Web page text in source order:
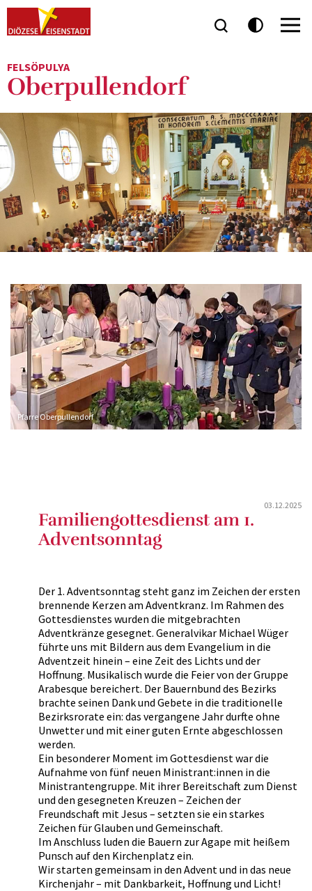
FELSÖPULYA
Oberpullendorf
Pfarre Oberpullendorf
03.12.2025
Familiengottesdienst am 1.
Adventsonntag
Der 1. Adventsonntag steht ganz im Zeichen der ersten
brennende Kerzen am Adventkranz. Im Rahmen des
Gottesdienstes wurden die mitgebrachten
Adventkränze gesegnet. Generalvikar Michael Wüger
führte uns mit Bildern aus dem Evangelium in die
Adventzeit hinein – eine Zeit des Lichts und der
Hoffnung. Musikalisch wurde die Feier von der Gruppe
Arabesque bereichert. Der Bauernbund des Bezirks
brachte seinen Dank und Gebete in die traditionelle
Bezirksrorate ein: das vergangene Jahr durfte ohne
Unwetter und mit einer guten Ernte abgeschlossen
werden.
Ein besonderer Moment im Gottesdienst war die
Aufnahme von fünf neuen Ministrant:innen in die
Ministrantengruppe. Mit ihrer Bereitschaft zum Dienst
und den gesegneten Kreuzen – Zeichen der
Freundschaft mit Jesus – setzten sie ein starkes
Zeichen für Glauben und Gemeinschaft.
Im Anschluss luden die Bauern zur Agape mit heißem
Punsch auf den Kirchenplatz ein.
Wir starten gemeinsam in den Advent und in das neue
Kirchenjahr – mit Dankbarkeit, Hoffnung und Licht!